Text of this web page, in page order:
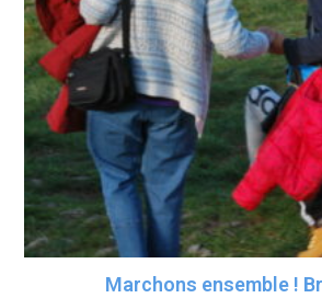
Marchons ensemble !